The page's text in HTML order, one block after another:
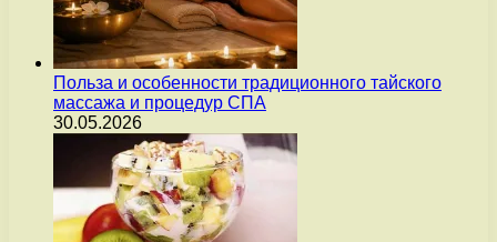
Польза и особенности традиционного тайского
массажа и процедур СПА
30.05.2026